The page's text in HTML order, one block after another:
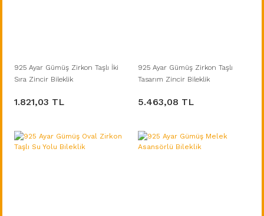
925 Ayar Gümüş Zirkon Taşlı İki
Sıra Zincir Bileklik
1.821,03 TL
925 Ayar Gümüş Zirkon Taşlı
Tasarım Zincir Bileklik
5.463,08 TL